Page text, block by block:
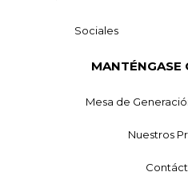
Sociales
MANTÉNGASE
Mesa de
Nuestros